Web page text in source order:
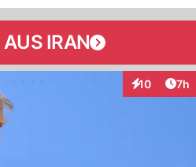
IRAN
10 7h